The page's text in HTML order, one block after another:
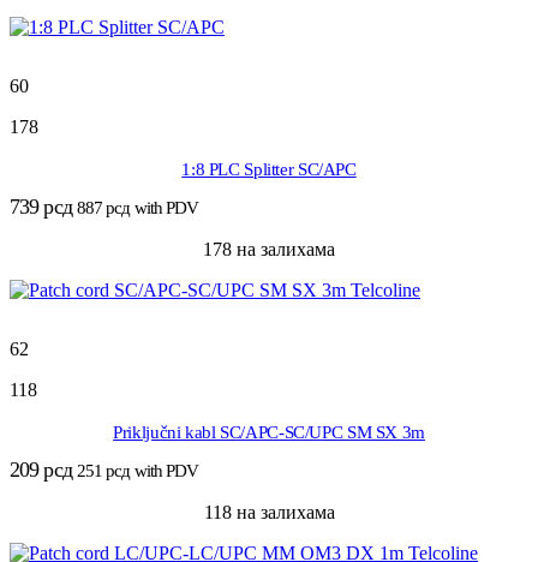
60
178
1:8 PLC Splitter SC/APC
739рсд 887рсдwith PDV
178 на залихама
62
118
Priključni kabl SC/APC-SC/UPC SM SX 3m
209рсд 251рсдwith PDV
118 на залихама